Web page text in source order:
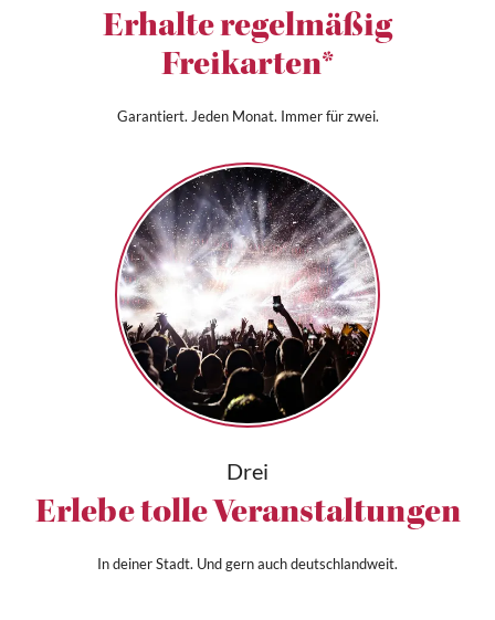
Erhalte regelmäßig
Freikarten*
Garantiert. Jeden Monat. Immer für zwei.
Drei
Erlebe tolle Veranstaltungen
In deiner Stadt. Und gern auch deutschlandweit.